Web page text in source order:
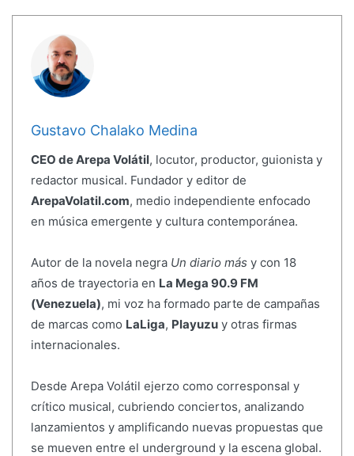
Gustavo Chalako Medina
CEO de Arepa Volátil, locutor, productor, guionista y
redactor musical. Fundador y editor de
ArepaVolatil.com, medio independiente enfocado
en música emergente y cultura contemporánea.
Autor de la novela negra Un diario más y con 18
años de trayectoria en La Mega 90.9 FM
(Venezuela), mi voz ha formado parte de campañas
de marcas como LaLiga, Playuzuy otras firmas
internacionales.
Desde Arepa Volátil ejerzo como corresponsal y
crítico musical, cubriendo conciertos, analizando
lanzamientos y amplificando nuevas propuestas que
se mueven entre el underground y la escena global.